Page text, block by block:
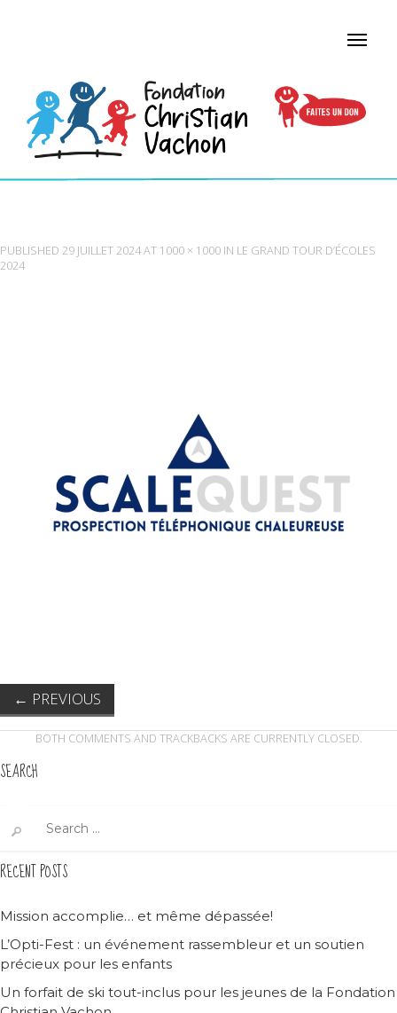
PUBLISHED 29 JUILLET 2024AT 1000 × 1000 IN LE GRAND TOUR D’ÉCOLES
2024
← PREVIOUS
BOTH COMMENTS AND TRACKBACKS ARE CURRENTLY CLOSED.
SEARCH
for:
RECENT POSTS
Mission accomplie… et même dépassée!
L’Opti-Fest : un événement rassembleur et un soutien
précieux pour les enfants
Un forfait de ski tout-inclus pour les jeunes de la Fondation